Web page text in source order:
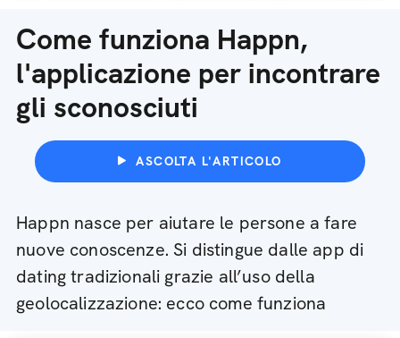
Come funziona Happn,
l'applicazione per incontrare
gli sconosciuti
ASCOLTA L'ARTICOLO
Happn nasce per aiutare le persone a fare
nuove conoscenze. Si distingue dalle app di
dating tradizionali grazie all’uso della
geolocalizzazione: ecco come funziona